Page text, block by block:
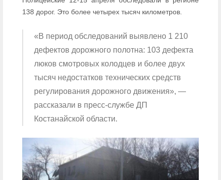
138 дорог. Это более четырех тысяч километров.
«В период обследований выявлено 1 210
дефектов дорожного полотна: 103 дефекта
люков смотровых колодцев и более двух
тысяч недостатков технических средств
регулирования дорожного движения», —
рассказали в пресс-службе ДП
Костанайской области.